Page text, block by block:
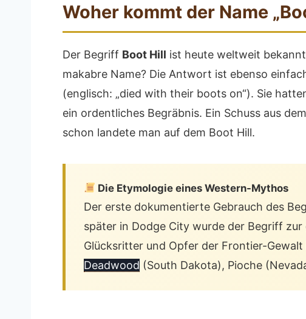
Woher kommt der Name
Der Begriff Boot Hill ist heute weltweit
makabre Name? Die Antwort ist ebenso
(englisch: „died with their boots on“). Sie
ein ordentliches Begräbnis. Ein Schuss aus
schon landete man auf dem Boot Hill.
Die Etymologie eines Western-Mythos
Der erste dokumentierte Gebrauch des
später in Dodge City wurde der Begriff
Glücksritter und Opfer der Frontier-
Deadwood (South Dakota), Pioche